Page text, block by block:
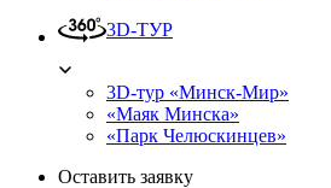
3D-ТУР
3D-тур «Минск-Мир»
«Маяк Минска»
«Парк Челюскинцев»
Оставить заявку